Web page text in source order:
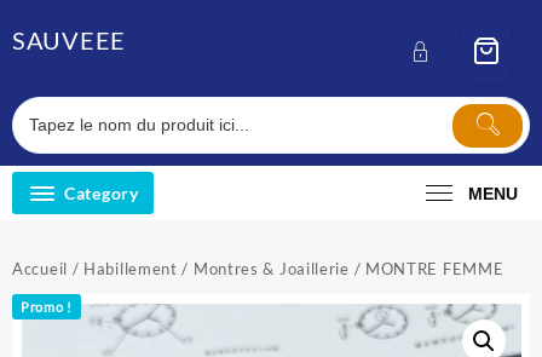
toSAUVEEE
Category MENU
Accueil / Habillement / Montres & Joaillerie / MONTRE FEMME
Promo !